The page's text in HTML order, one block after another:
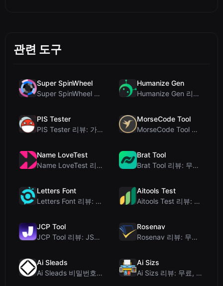
관련 도구
Super SpinWheel
Super SpinWheel 리뷰: 개인정보 보호 우선 무료 휠 스피너
Humanize Gen
Humanize Gen 리뷰: 이 무료 AI 휴머나이저 심층 분석
PIS Tester
PIS Tester 리뷰: 가짜 친구를 색출하는 AI 없는 우정 퀴즈
MorseCode Tool
MorseCode Tool 리뷰: 오디오 및 조명을 갖춘 무료 온라인 텍스트-모스 부호 변...
Name LoveTest
Name LoveTest 리뷰: 공유 가능한 이미지를 갖춘 개인정보 보호 중심의 연애 궁합...
Brat Tool
Brat Tool 리뷰: 무료 Charli XCX 스타일 Brat 텍스트 생성기
Letters Font
Letters Font 리뷰: 인스타그램 등에서 사용 가능한 무료 유니코드 글꼴 생성기
Aitools Test
Aitools Test 리뷰: 무료 브라우저 기반 AI 탐지기, 토큰 카운터 및 비용 추정...
JCP Tool
JCP Tool 리뷰: JSON, CSV, YAML, XML을 위한 무료 클라이언트 측 데...
Rosenav
Rosenav 리뷰: 무료 온라인 코사인 유사도 검사기 및 텍스트 차이 비교 도구
Ai Sleads
Ai Sleads 비밀번호 강도 검사기 리뷰: 제로 업로드, 실시간 엔트로피 분석
Ai Sizs
Ai Sizs 리뷰: 무료, 프라이빗 이미지 유사도 및 블러 감지 도구